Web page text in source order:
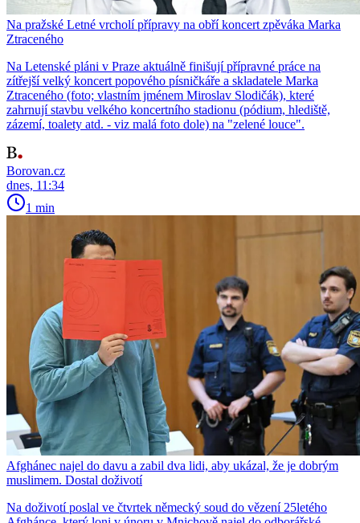
Na pražské Letné vrcholí přípravy na obří koncert zpěváka Marka
Ztraceného
Na Letenské pláni v Praze aktuálně finišují přípravné práce na
zítřejší velký koncert popového písničkáře a skladatele Marka
Ztraceného (foto; vlastním jménem Miroslav Slodičák), které
zahrnují stavbu velkého koncertního stadionu (pódium, hlediště,
zázemí, toalety atd. - viz malá foto dole) na "zelené louce".
Borovan.cz
dnes, 11:34
1 min
Afghánec najel do davu a zabil dva lidi, aby ukázal, že je dobrým
muslimem. Dostal doživotí
Na doživotí poslal ve čtvrtek německý soud do vězení 25letého